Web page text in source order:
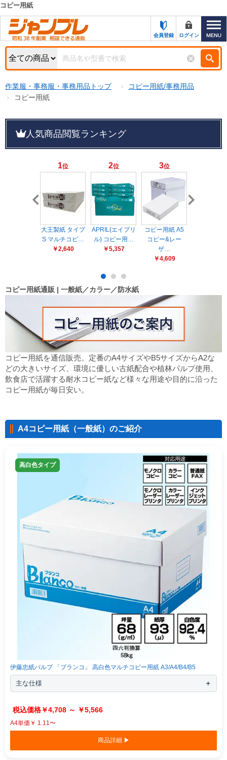
カテゴリー一覧
お知らせ
特集・キャンペーン一覧
初めての方へ
サポート＆ヘルプ
新規登録キャンペーン
名入れ刺繍
メーカーカタログ一覧
カタログ請求（無料）
試着サンプル無料貸し出し
デジタルカタログ
見積書 お気に入り
キーワード検索
検索条件
商品ステータスで絞る
キャンペーン
おすすめ
売れ筋
オリジナル
販売終了
販売価格(税抜き)で絞る
円まで
コピー用紙
会員登録 ログイン
作業服・事務服・事務用品トップ
コピー用紙/事務用品
コピー用紙
人気商品閲覧ランキング
1位
大王製紙 タイプ
S マルチコピ…
￥2,640
2位
APRIL(エイプリ
ル) コピー用…
￥5,357
3位
コピー用紙 A5
コピー&レー
ザ…
￥4,609
コピー用紙通販 | 一般紙／カラー／防水紙
コピー用紙を通信販売。定番のA4サイズやB5サイズからA2な
どの大きいサイズ、環境に優しい古紙配合や植林パルプ使用、
飲食店で活躍する耐水コピー紙など様々な用途や目的に沿った
コピー用紙が毎日安い。
A4コピー用紙（一般紙）のご紹介
高白色タイプ
伊藤忠紙パルプ 「ブランコ」 高白色マルチコピー用紙 A3/A4/B4/B5
主な仕様
￥4,708 ～ ￥5,566
A4単価￥ 1.11〜
商品詳細 ▶